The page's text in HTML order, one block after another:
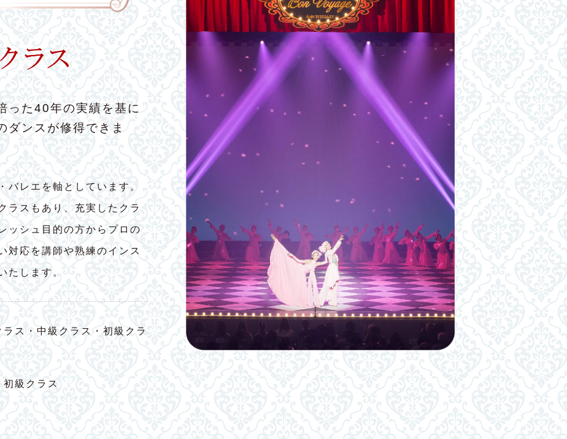
った40年の実績を基に
ダンスが修得できま
バレエを軸としています。
ラスもあり、充実したクラ
ッシュ目的の方からプロの
対応を講師や熟練のインス
たします。
ス・中級クラス・初級クラ
級クラス